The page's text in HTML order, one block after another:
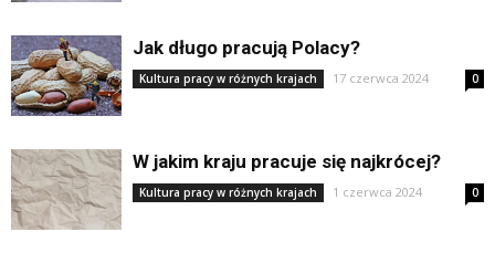
Jak długo pracują Polacy?
Kultura pracy w różnych krajach 17 czerwca 2024 0
W jakim kraju pracuje się najkrócej?
Kultura pracy w różnych krajach 1 czerwca 2024 0